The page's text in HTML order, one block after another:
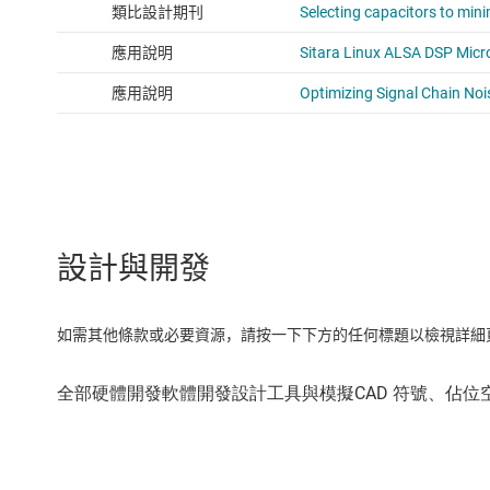
設計與開發
如需其他條款或必要資源，請按一下下方的任何標題以檢視詳